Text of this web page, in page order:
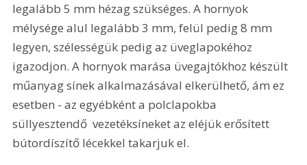
legalább 5 mm hézag szükséges. A hornyok
mélysége alul legalább 3 mm, felül pedig 8 mm
legyen, szélességük pedig az üveglapokéhoz
igazodjon. A hornyok marása üvegajtókhoz készült
műanyag sínek alkalmazásával elkerülhető, ám ez
esetben - az egyébként a polclapokba
süllyesztendő  vezetéksíneket az eléjük erősített
bútordíszítő lécekkel takarjuk el.